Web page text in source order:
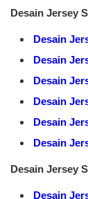
Desain Jersey
Desain
Desain
Desain
Desain
Desain
Desain
Desain Jersey
Desain